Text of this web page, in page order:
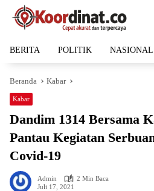
Langsung
BERITA POLITIK NASIONAL
Beranda Kabar
Kabar
Dandim 1314 Bersama
Pantau Kegiatan
Covid-19
Admin
2 Min Baca
Juli 17, 2021